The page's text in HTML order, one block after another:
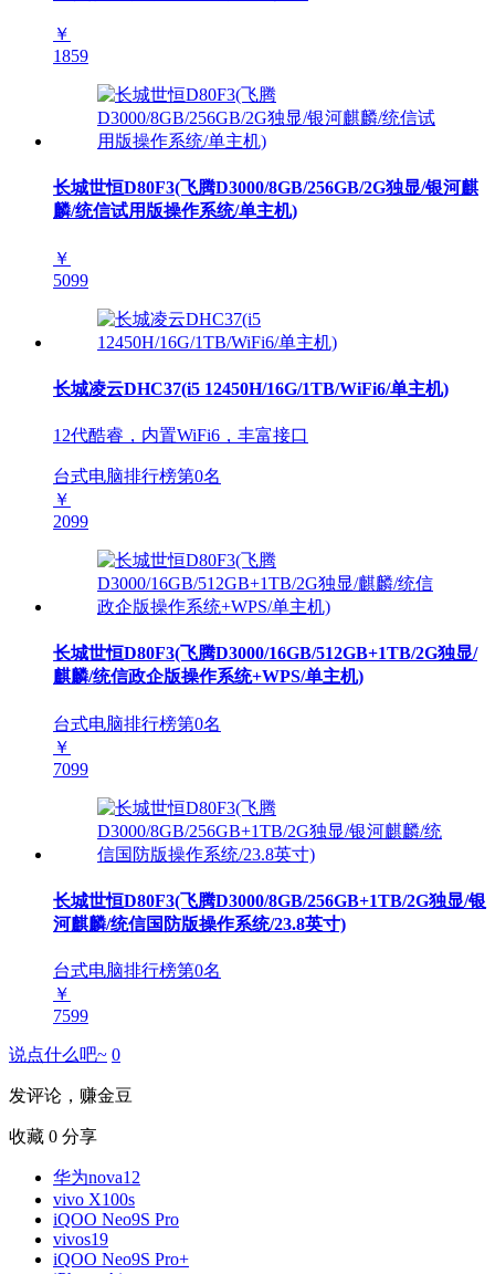
￥
1859
长城世恒D80F3(飞腾D3000/8GB/256GB/2G独显/银河麒
麟/统信试用版操作系统/单主机)
￥
5099
长城凌云DHC37(i5 12450H/16G/1TB/WiFi6/单主机)
12代酷睿，内置WiFi6，丰富接口
台式电脑排行榜第0名
￥
2099
长城世恒D80F3(飞腾D3000/16GB/512GB+1TB/2G独显/
麒麟/统信政企版操作系统+WPS/单主机)
台式电脑排行榜第0名
￥
7099
长城世恒D80F3(飞腾D3000/8GB/256GB+1TB/2G独显/银
河麒麟/统信国防版操作系统/23.8英寸)
台式电脑排行榜第0名
￥
7599
说点什么吧~ 0
发评论，赚金豆
收藏 0 分享
华为nova12
vivo X100s
iQOO Neo9S Pro
vivos19
iQOO Neo9S Pro+